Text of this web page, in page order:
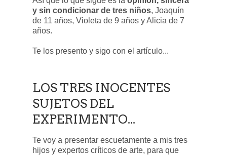
y sin condicionar de tres niños, Joaquín
de 11 años, Violeta de 9 años y Alicia de 7
años.
Te los presento y sigo con el artículo...
LOS TRES INOCENTES
SUJETOS DEL
EXPERIMENTO...
Te voy a presentar escuetamente a mis tres
hijos y expertos críticos de arte, para que